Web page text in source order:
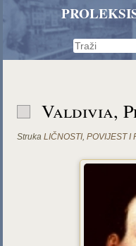
Valdivia,
Struka LIČNOSTI,POVIJEST I